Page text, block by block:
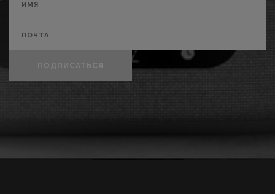
ПОДПИСАТЬСЯ